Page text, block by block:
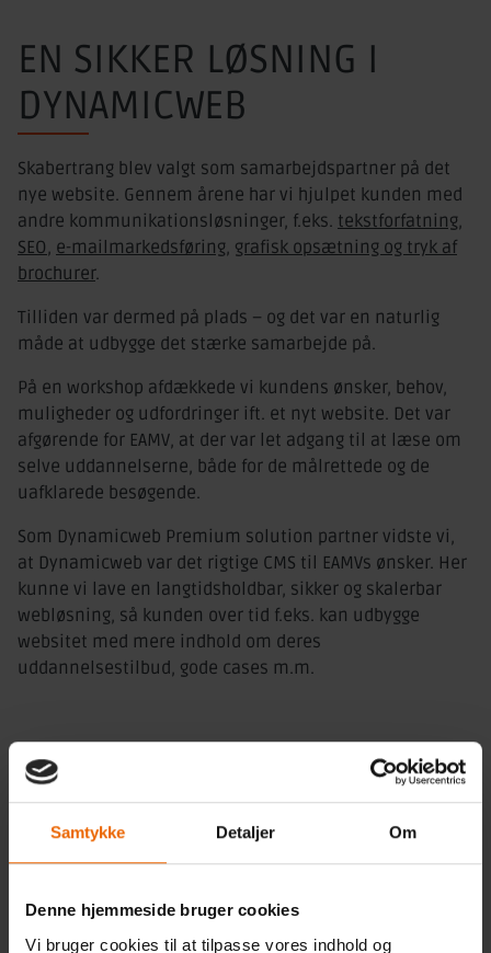
Samtykke Detaljer Om
Denne hjemmeside bruger cookies
Vi bruger cookies til at tilpasse vores indhold og
EN SIKKER LØSNING I
DYNAMICWEB
Skabertrang blev valgt som samarbejdspartner på det
nye website. Gennem årene har vi hjulpet kunden med
andre kommunikationsløsninger, f.eks. tekstforfatning,
SEO, e-mailmarkedsføring, grafisk opsætning og tryk af
brochurer.
Tilliden var dermed på plads – og det var en naturlig
måde at udbygge det stærke samarbejde på.
På en workshop afdækkede vi kundens ønsker, behov,
muligheder og udfordringer ift. et nyt website. Det var
afgørende for EAMV, at der var let adgang til at læse om
selve uddannelserne, både for de målrettede og de
uafklarede besøgende.
Som Dynamicweb Premium solution partner vidste vi,
at Dynamicweb var det rigtige CMS til EAMVs ønsker. Her
kunne vi lave en langtidsholdbar, sikker og skalerbar
webløsning, så kunden over tid f.eks. kan udbygge
websitet med mere indhold om deres
uddannelsestilbud, gode cases m.m.